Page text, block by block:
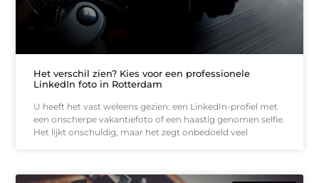
Het verschil zien? Kies voor een professionele
LinkedIn foto in Rotterdam
U heeft het vast weleens gezien: een LinkedIn-profiel met
een onscherpe vakantiefoto of een haastig genomen selfie.
Het lijkt onschuldig, maar het zegt onbedoeld veel